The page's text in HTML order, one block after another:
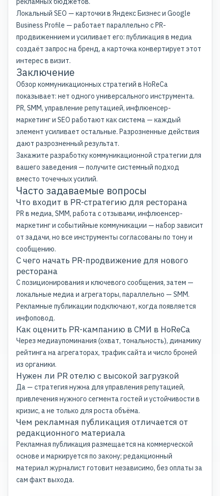
Локальный SEO — карточки в Яндекс Бизнес и Google
Business Profile — работает параллельно сPR-
продвиженнием и усиливает его: публикация в медиа
создаёт запрос на бренд, а карточка конвертирует этот
интерес в визит.
Заключение
Обзор коммуникационных стратегий в HoReCa
показывает: нет одного универсального инструмента.
PR, SMM, управление репутацией, инфлюенсер-
маркетинг и SEO работают как система — каждый
элемент усиливает остальные. Разрозненные действия
дают разрозненный результат.
Закажите разработку коммуникационной стратегии для
вашего заведения — получите системный подход
вместо точечных усилий.
Часто задаваемые вопросы
Что входит в PR-стратегию для ресторана
PR в медиа, SMM, работа с отзывами, инфлюенсер-
маркетинг и событийные коммуникации — набор зависит
от задачи, но все инструменты согласованы по тону и
сообщению.
С чего начать PR-продвижение для нового
ресторана
С позиционирования и ключевого сообщения, затем —
локальные медиа и агрегаторы, параллельно — SMM.
Рекламные публикации подключают, когда появляется
инфоповод.
Как оценить PR-кампанию в СМИ в HoReCa
Через медиаупоминания (охват, тональность), динамику
рейтинга на агрегаторах, трафик сайта и число броней
из органики.
Нужен ли PR отелю с высокой загрузкой
Да — стратегия нужна для управления репутацией,
привлечения нужного сегмента гостей и устойчивости в
кризис, а не только для роста объёма.
Чем рекламная публикация отличается от
редакционного материала
Рекламная публикация размещается на коммерческой
основе и маркируется по закону; редакционный
материал журналист готовит независимо, без оплаты за
сам факт выхода.